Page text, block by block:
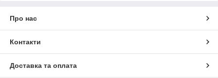
Про нас
Контакти
Доставка та оплата